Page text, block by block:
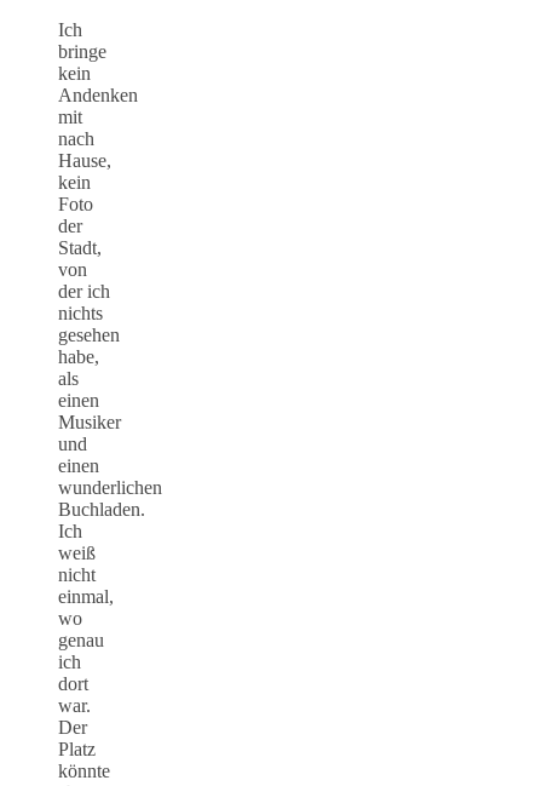
Ich
bringe
kein
Andenken
mit
nach
Hause,
kein
Foto
der
Stadt,
von
der ich
nichts
gesehen
habe,
als
einen
Musiker
und
einen
wunderlichen
Buchladen.
Ich
weiß
nicht
einmal,
wo
genau
ich
dort
war.
Der
Platz
könnte